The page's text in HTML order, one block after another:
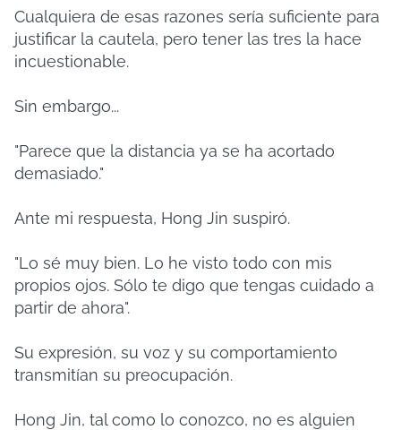
Cualquiera de esas razones sería suficiente para
justificar la cautela, pero tener las tres la hace
incuestionable.
Sin embargo...
"Parece que la distancia ya se ha acortado
demasiado."
Ante mi respuesta, Hong Jin suspiró.
"Lo sé muy bien. Lo he visto todo con mis
propios ojos. Sólo te digo que tengas cuidado a
partir de ahora".
Su expresión, su voz y su comportamiento
transmitían su preocupación.
Hong Jin, tal como lo conozco, no es alguien